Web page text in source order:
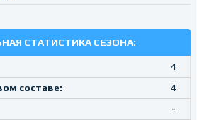
СТАТИСТИКА СЕЗОНА:
4
составе:
4
-